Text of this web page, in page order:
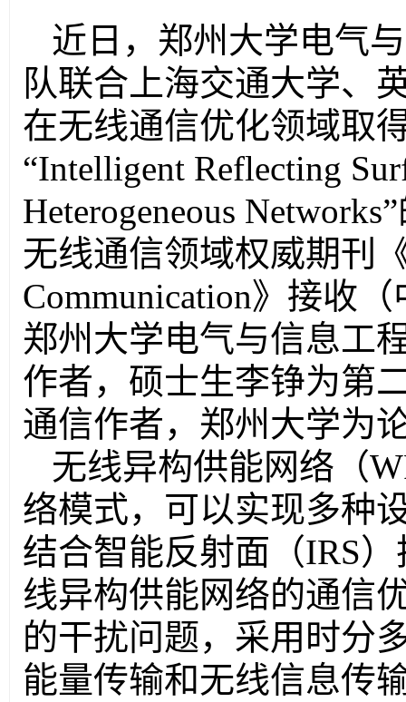
近日，郑州大学电气
队联合上海交通大学、
在无线通信优化领域取
“Intelligent Reflecting
Heterogeneous Networks
无线通信领域权威期刊
Communication》接收（
郑州大学电气与信息工
作者，硕士生李铮为第
通信作者，郑州大学为
无线异构供能网络（
络模式，可以实现多种
结合智能反射面（IRS
线异构供能网络的通信
的干扰问题，采用时分
能量传输和无线信息传